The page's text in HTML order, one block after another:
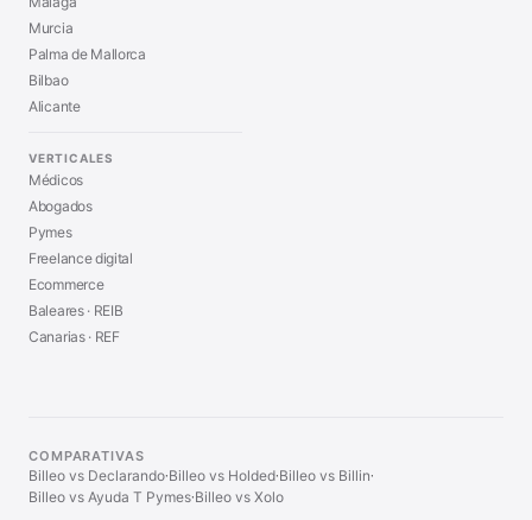
Murcia
Palma de Mallorca
Bilbao
Alicante
VERTICALES
Médicos
Abogados
Pymes
Freelance digital
Ecommerce
Baleares · REIB
Canarias · REF
COMPARATIVAS
Billeo vs Declarando·Billeo vs Holded·Billeo vs Billin·
Billeo vs Ayuda T Pymes·Billeo vs Xolo